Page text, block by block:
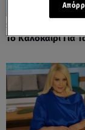
Stars System: Πώς
Το Καλοκαίρι Για